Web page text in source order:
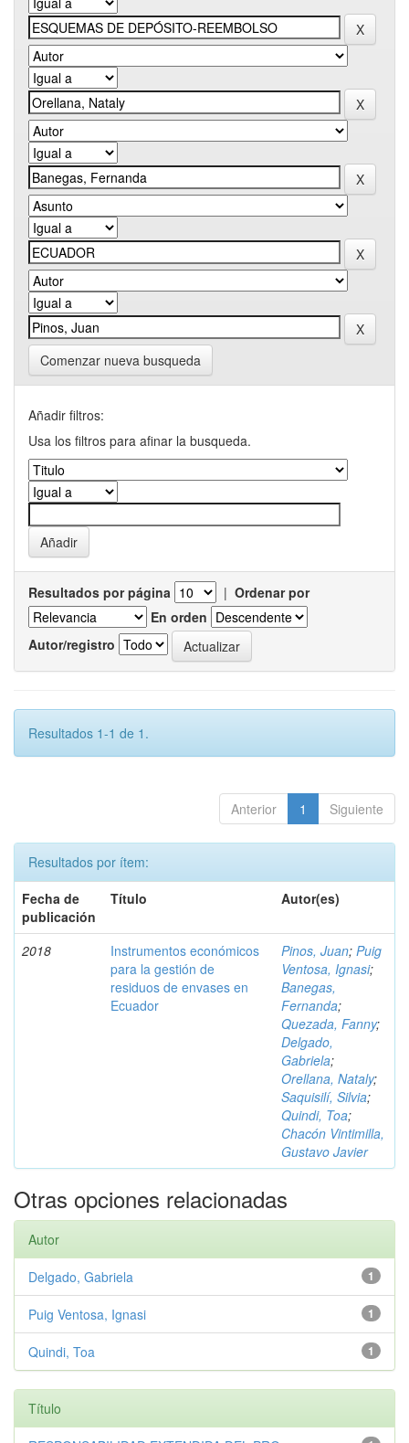
Comenzar nueva busqueda
Añadir filtros:
Usa los filtros para afinar la busqueda.
Resultados por página | Ordenar por
En orden
Autor/registro
Resultados 1-1 de 1.
Anterior 1 Siguiente
Resultados por ítem:
Fecha de
publicación
Título Autor(es)
2018
Instrumentos económicos
para la gestión de
residuos de envases en
Ecuador
Pinos, Juan; Puig
Ventosa, Ignasi;
Banegas,
Fernanda;
Quezada, Fanny;
Delgado,
Gabriela;
Orellana, Nataly;
Saquisilí, Silvia;
Quindi, Toa;
Chacón Vintimilla,
Gustavo Javier
Otras opciones relacionadas
Autor
1
Delgado, Gabriela
1
Puig Ventosa, Ignasi
1
Quindi, Toa
Título